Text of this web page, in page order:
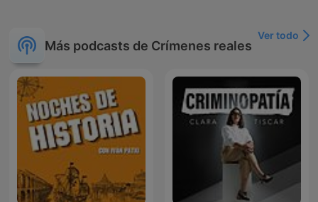
Más podcasts de Crímenes reales
Ver todo